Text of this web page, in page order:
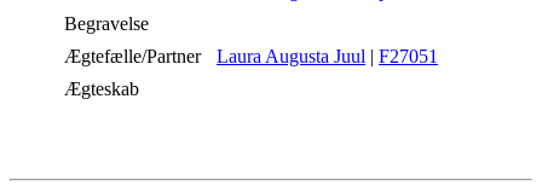
Begravelse
Ægtefælle/Partner
Laura Augusta Juul | F27051
Ægteskab